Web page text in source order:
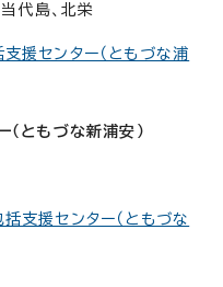
代島、北栄
援センター（ともづな浦
ともづな新浦安）
支援センター（ともづな